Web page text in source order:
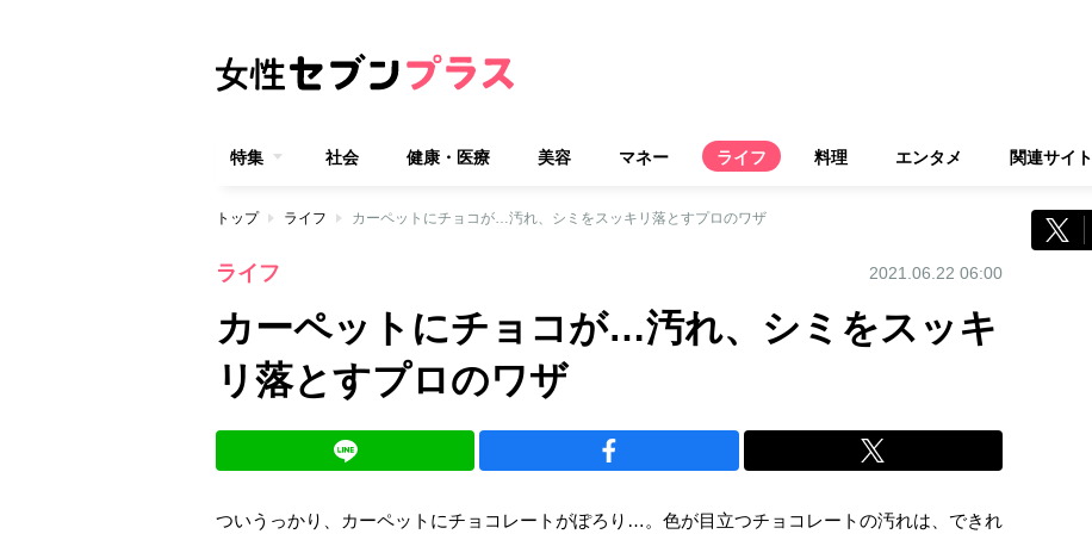
特集 社会 健康・医療 美容 マネー ライフ 料理 エンタメ 関連サイト
トップ ライフ カーペットにチョコが…汚れ、シミをスッキリ落とすプロのワザ
ライフ 2021.06.22 06:00
カーペットにチョコが…汚れ、シミをスッキ
リ落とすプロのワザ
ついうっかり、カーペットにチョコレートがぽろり…。色が目立つチョコレートの汚れは、できれ